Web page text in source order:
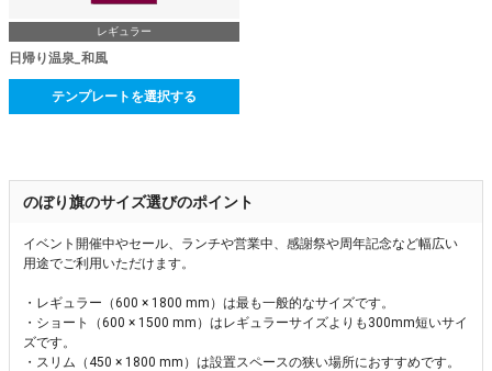
レギュラー
日帰り温泉_和風
テンプレートを選択する
のぼり旗のサイズ選びのポイント
イベント開催中やセール、ランチや営業中、感謝祭や周年記念など幅広い
用途でご利用いただけます。
・レギュラー（600 × 1800 mm）は最も一般的なサイズです。
・ショート（600 × 1500 mm）はレギュラーサイズよりも300mm短いサイ
ズです。
・スリム（450 × 1800 mm）は設置スペースの狭い場所におすすめです。